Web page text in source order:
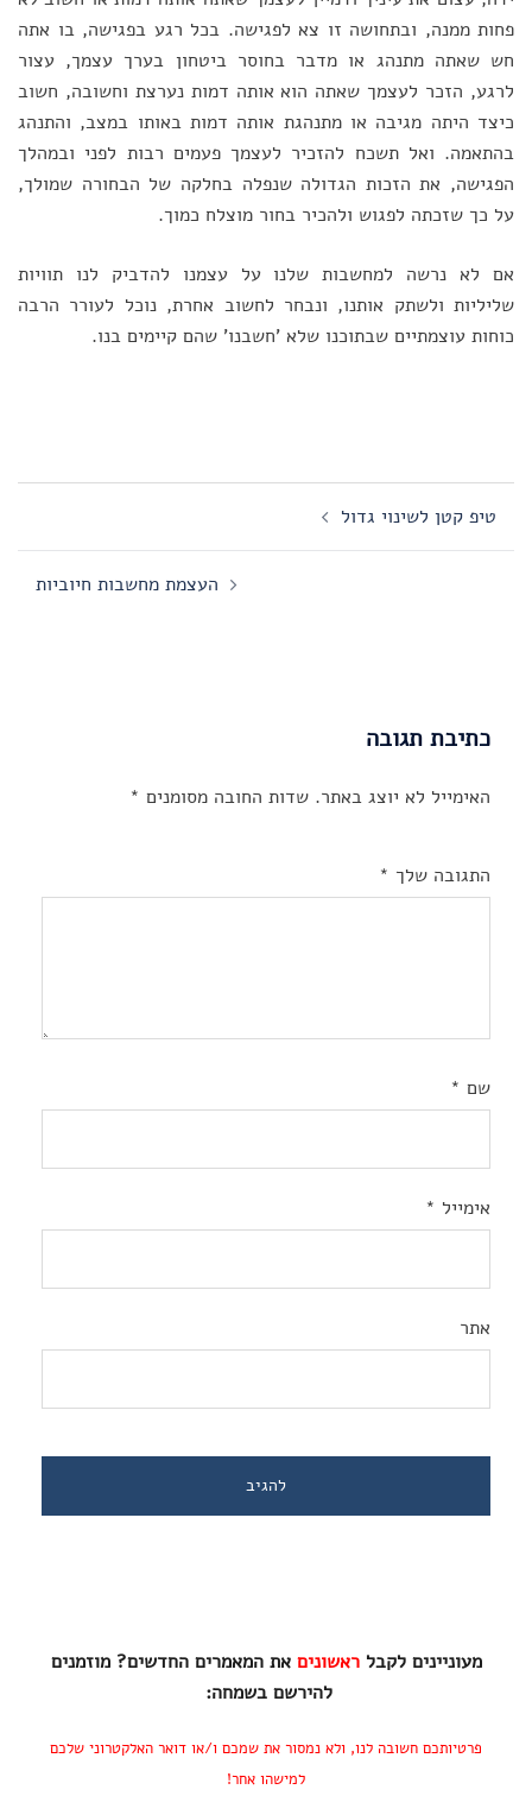
פחות ממנה, ובתחושה זו צא לפגישה. בכל רגע בפגישה, בו אתה
חש שאתה מתנהג או מדבר בחוסר ביטחון בערך עצמך, עצור
לרגע, הזכר לעצמך שאתה הוא אותה דמות נערצת וחשובה, חשוב
כיצד היתה מגיבה או מתנהגת אותה דמות באותו במצב, והתנהג
בהתאמה. ואל תשכח להזכיר לעצמך פעמים רבות לפני ובמהלך
הפגישה, את הזכות הגדולה שנפלה בחלקה של הבחורה שמולך,
על כך שזכתה לפגוש ולהכיר בחור מוצלח כמוך.
אם לא נרשה למחשבות שלנו על עצמנו להדביק לנו תוויות
שליליות ולשתק אותנו, ונבחר לחשוב אחרת, נוכל לעורר הרבה
כוחות עוצמתיים שבתוכנו שלא 'חשבנו' שהם קיימים בנו.
navigation
טיפ קטן לשינוי גדול
העצמת מחשבות חיוביות
כתיבת תגובה
האימייל לא יוצג באתר. שדות החובה מסומנים *
התגובה שלך *
שם *
אימייל *
אתר
מעוניינים לקבלראשונים את המאמרים החדשים? מוזמנים
להירשם בשמחה:
פרטיותכם חשובה לנו, ולא נמסור את שמכם ו/או דואר האלקטרוני שלכם
למישהו אחר!